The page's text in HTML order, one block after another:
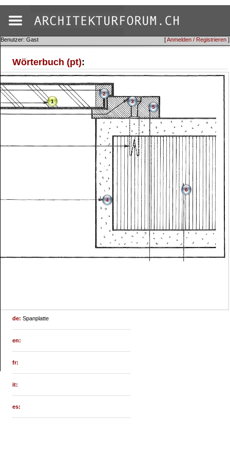
[Anmelden / Registrieren ]
Benutzer: Gast
Wörterbuch (pt):
1
2
3
4
5
6
de:Spanplatte
en:
fr:
it:
es: